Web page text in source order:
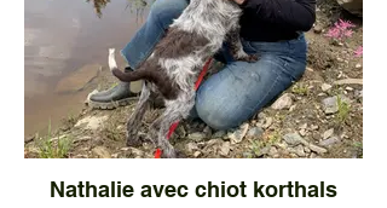
Nathalie avec chiot korthals